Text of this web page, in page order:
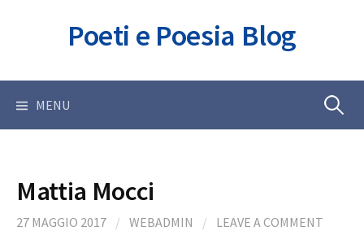
Poeti e Poesia Blog
MENU Ricerca
Mattia Mocci
27 MAGGIO 2017 / WEBADMIN / LEAVE A COMMENT